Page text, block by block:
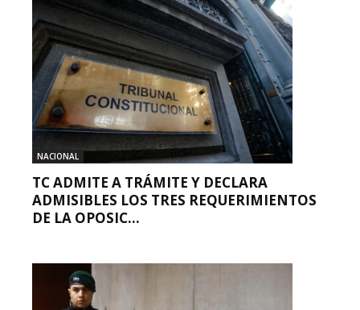
NACIONAL
TC ADMITE A TRÁMITE Y DECLARA
ADMISIBLES LOS TRES REQUERIMIENTOS
DE LA OPOSIC...